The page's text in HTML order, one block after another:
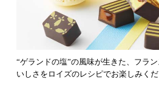
“ゲランドの塩”の風味が生きた、フラ
いしさをロイズのレシピでお楽しみくだ